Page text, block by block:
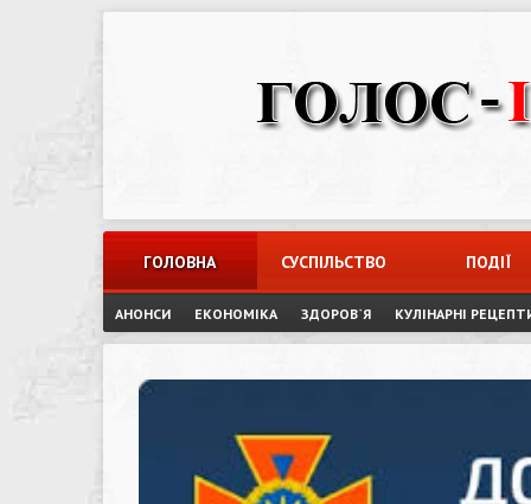
ГОЛОВНА СУСПІЛЬСТВО ПОДІЇ
АНОНСИ ЕКОНОМІКА ЗДОРОВ`Я КУЛІНАРНІ